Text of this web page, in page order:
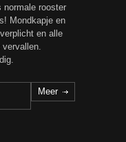
normale rooster
Mondkapje en
en alle
Meer